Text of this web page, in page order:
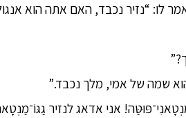
לו: “נזיר נכבד, האם אתה הוא
אני אדאג לנזיר